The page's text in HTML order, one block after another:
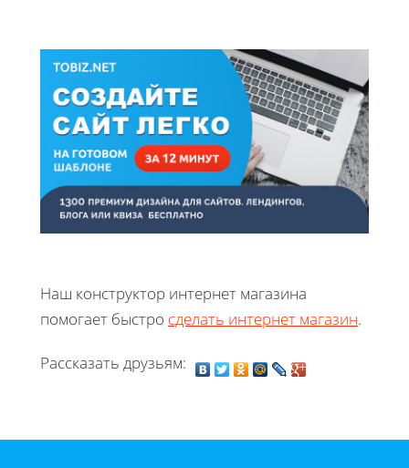
Наш конструктор интернет магазина
помогает быстро сделать интернет магазин.
Рассказать друзьям: